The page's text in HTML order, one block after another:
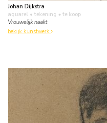
Johan Dijkstra
aquarel • tekening • te koop
Vrouwelijk naakt
bekijk kunstwerk